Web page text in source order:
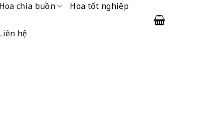
Hoa chia buồn Hoa tốt nghiệp
hệ